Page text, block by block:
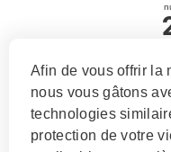
Afin de vous offrir la
nous vous gâtons
technologies
protection de votre